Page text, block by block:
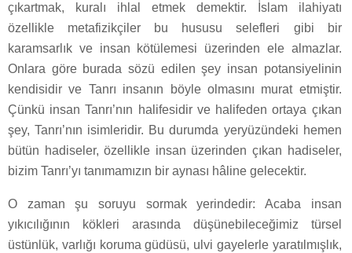
çıkartmak, kuralı ihlal etmek demektir. İslam ilahiyatı
özellikle metafizikçiler bu hususu selefleri gibi bir
karamsarlık ve insan kötülemesi üzerinden ele almazlar.
Onlara göre burada sözü edilen şey insan potansiyelinin
kendisidir ve Tanrı insanın böyle olmasını murat etmiştir.
Çünkü insan Tanrı’nın halifesidir ve halifeden ortaya çıkan
şey, Tanrı’nın isimleridir. Bu durumda yeryüzündeki hemen
bütün hadiseler, özellikle insan üzerinden çıkan hadiseler,
bizim Tanrı’yı tanımamızın bir aynası hâline gelecektir.
O zaman şu soruyu sormak yerindedir: Acaba insan
yıkıcılığının kökleri arasında düşünebileceğimiz türsel
üstünlük, varlığı koruma güdüsü, ulvi gayelerle yaratılmışlık,